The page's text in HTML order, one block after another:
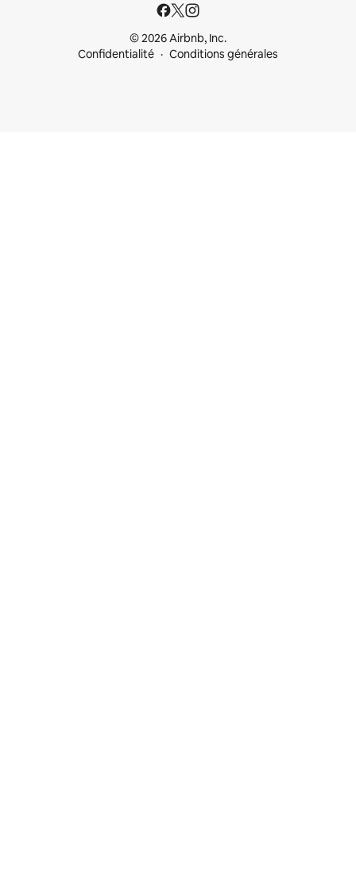
© 2026 Airbnb, Inc.
Confidentialité
Conditions générales